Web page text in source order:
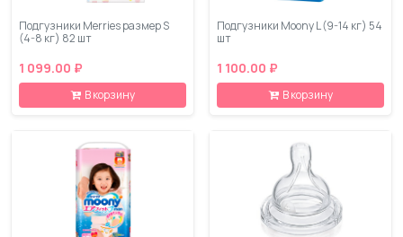
Подгузники Merries размер S
(4-8 кг) 82 шт
1 099.00 ₽
В корзину
Подгузники Moony L (9-14 кг) 54
шт
1 100.00 ₽
В корзину